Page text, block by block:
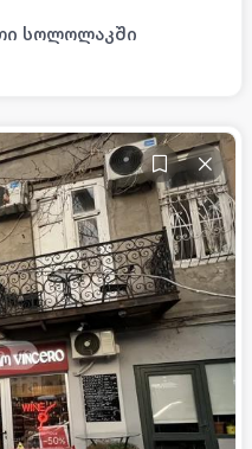
სოლოლაკში